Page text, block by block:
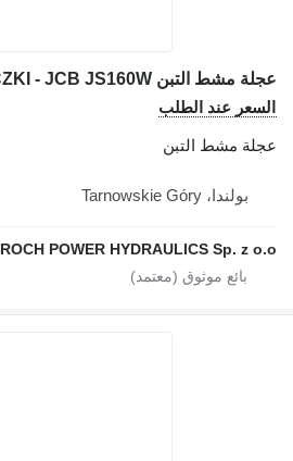
السعر عند الطلب
عجلة مشط التبن
بولندا، Tarnowskie Góry
ROCH POWER HYDRAULICS Sp. z o.o.